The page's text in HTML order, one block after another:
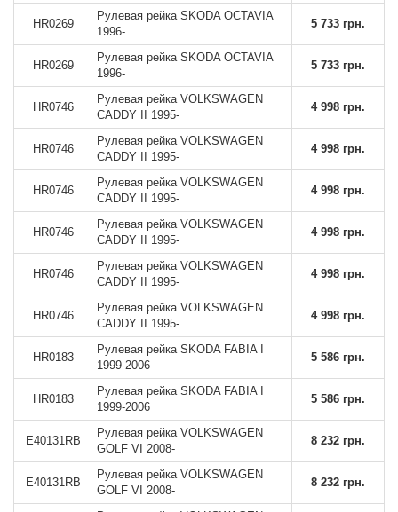
HR0269
Рулевая рейка SKODA OCTAVIA
1996-
5 733 грн.
HR0269
Рулевая рейка SKODA OCTAVIA
1996-
5 733 грн.
HR0746
Рулевая рейка VOLKSWAGEN
CADDY II 1995-
4 998 грн.
HR0746
Рулевая рейка VOLKSWAGEN
CADDY II 1995-
4 998 грн.
HR0746
Рулевая рейка VOLKSWAGEN
CADDY II 1995-
4 998 грн.
HR0746
Рулевая рейка VOLKSWAGEN
CADDY II 1995-
4 998 грн.
HR0746
Рулевая рейка VOLKSWAGEN
CADDY II 1995-
4 998 грн.
HR0746
Рулевая рейка VOLKSWAGEN
CADDY II 1995-
4 998 грн.
HR0183
Рулевая рейка SKODA FABIA I
1999-2006
5 586 грн.
HR0183
Рулевая рейка SKODA FABIA I
1999-2006
5 586 грн.
E40131RB
Рулевая рейка VOLKSWAGEN
GOLF VI 2008-
8 232 грн.
E40131RB
Рулевая рейка VOLKSWAGEN
GOLF VI 2008-
8 232 грн.